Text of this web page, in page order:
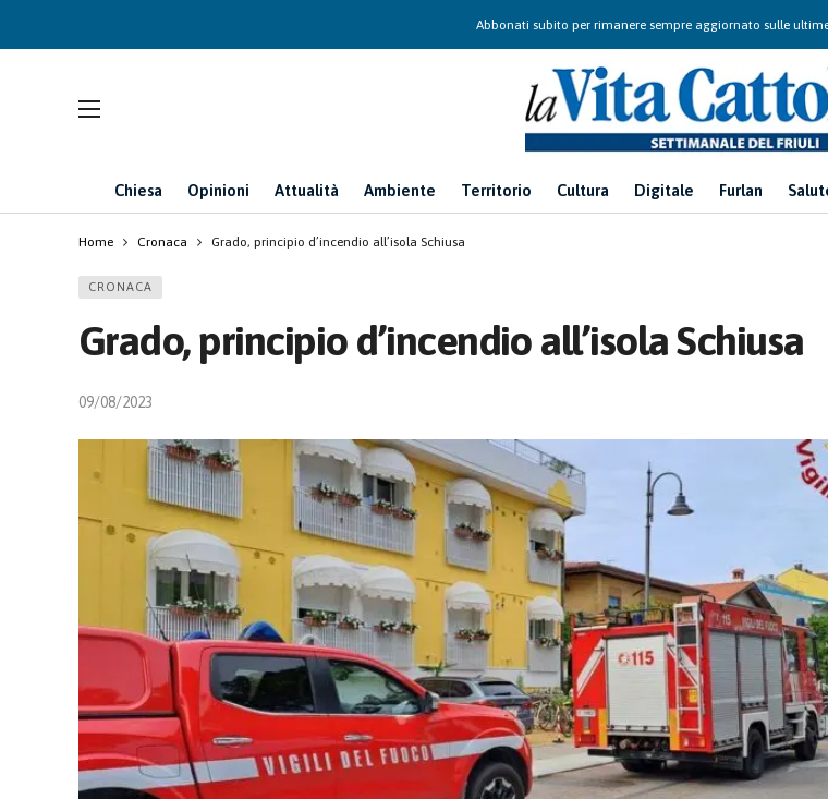
Abbonati subito per rimanere sempre aggiornato sulle
Chiesa Opinioni Attualità Ambiente Territorio Cultura Digitale Furlan
Home Cronaca Grado, principio d’incendio all’isola Schiusa
CRONACA
Grado, principio d’incendio all’isola Schiusa
09/08/2023